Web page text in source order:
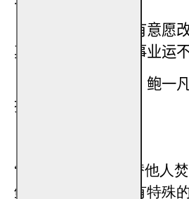
：有意愿
其容易破财、自觉事业运不
：鲍一
择吉日进行代烧。
“
”，指的是代替他人
鲍一凡老师本身具有特殊